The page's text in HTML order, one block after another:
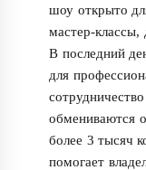
шоу открыто
мастер-классы,
В последний
для
обмениваются
более 3 тысяч
помогает